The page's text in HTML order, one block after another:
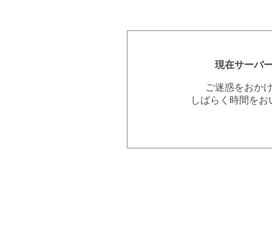
現在サーバ
ご迷惑をおか
しばらく時間を